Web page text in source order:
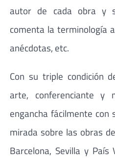
autor de cada obra y
comenta la terminología
anécdotas, etc.
Con su triple condición
arte, conferenciante y
engancha fácilmente
mirada sobre las obras
Barcelona, Sevilla y País